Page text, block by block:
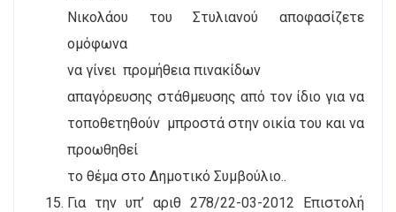
Νικολάου του Στυλιανού αποφασίζετε
ομόφωνα
να γίνει προμήθεια πινακίδων
απαγόρευσης στάθμευσης από τον ίδιο για να
τοποθετηθούν μπροστά στην οικία του και να
προωθηθεί
το θέμα στο Δημοτικό Συμβούλιο..
Για την υπ’ αριθ 278/22-03-2012 Επιστολή